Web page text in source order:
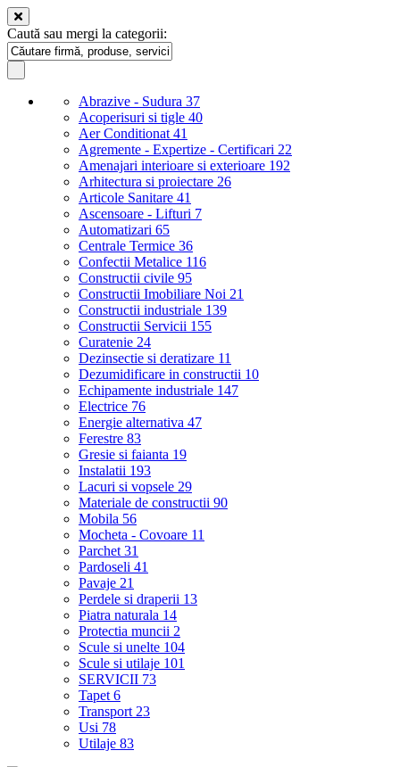
Caută sau mergi la categorii:
Abrazive - Sudura 37
Acoperisuri si tigle 40
Aer Conditionat 41
Agremente - Expertize - Certificari 22
Amenajari interioare si exterioare 192
Arhitectura si proiectare 26
Articole Sanitare 41
Ascensoare - Lifturi 7
Automatizari 65
Centrale Termice 36
Confectii Metalice 116
Constructii civile 95
Constructii Imobiliare Noi 21
Constructii industriale 139
Constructii Servicii 155
Curatenie 24
Dezinsectie si deratizare 11
Dezumidificare in constructii 10
Echipamente industriale 147
Electrice 76
Energie alternativa 47
Ferestre 83
Gresie si faianta 19
Instalatii 193
Lacuri si vopsele 29
Materiale de constructii 90
Mobila 56
Mocheta - Covoare 11
Parchet 31
Pardoseli 41
Pavaje 21
Perdele si draperii 13
Piatra naturala 14
Protectia muncii 2
Scule si unelte 104
Scule si utilaje 101
SERVICII 73
Tapet 6
Transport 23
Usi 78
Utilaje 83